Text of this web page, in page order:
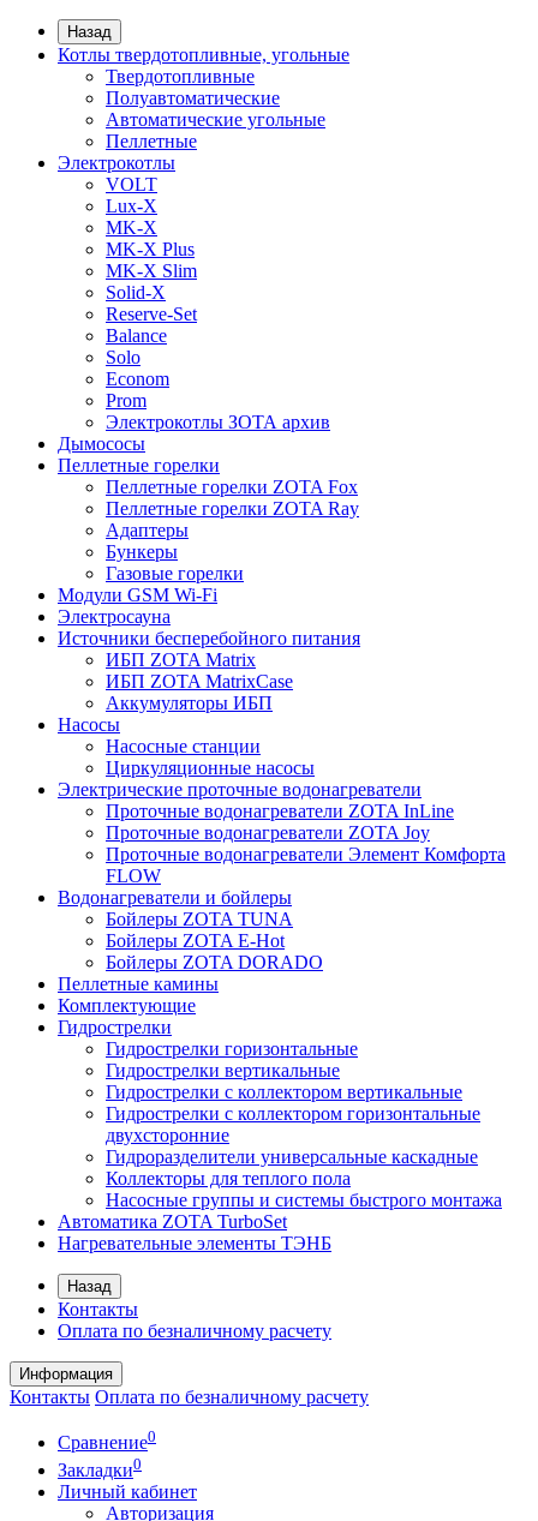
Назад
Котлы твердотопливные, угольные
Твердотопливные
Полуавтоматические
Автоматические угольные
Пеллетные
Электрокотлы
VOLT
Lux-X
MK-X
MK-X Plus
MK-X Slim
Solid-X
Reserve-Set
Balance
Solo
Econom
Prom
Электрокотлы ЗОТА архив
Дымососы
Пеллетные горелки
Пеллетные горелки ZOTA Fox
Пеллетные горелки ZOTA Ray
Адаптеры
Бункеры
Газовые горелки
Модули GSM Wi-Fi
Электросауна
Источники бесперебойного питания
ИБП ZOTA Matrix
ИБП ZOTA MatrixCase
Аккумуляторы ИБП
Насосы
Насосные станции
Циркуляционные насосы
Электрические проточные водонагреватели
Проточные водонагреватели ZOTA InLine
Проточные водонагреватели ZOTA Joy
Проточные водонагреватели Элемент Комфорта
FLOW
Водонагреватели и бойлеры
Бойлеры ZOTA TUNA
Бойлеры ZOTA E-Hot
Бойлеры ZOTA DORADO
Пеллетные камины
Комплектующие
Гидрострелки
Гидрострелки горизонтальные
Гидрострелки вертикальные
Гидрострелки с коллектором вертикальные
Гидрострелки с коллектором горизонтальные
двухсторонние
Гидроразделители универсальные каскадные
Коллекторы для теплого пола
Насосные группы и системы быстрого монтажа
Автоматика ZOTA TurboSet
Нагревательные элементы ТЭНБ
Назад
Контакты
Оплата по безналичному расчету
Информация
Контакты Оплата по безналичному расчету
Сравнение0
Закладки0
Личный кабинет
Авторизация